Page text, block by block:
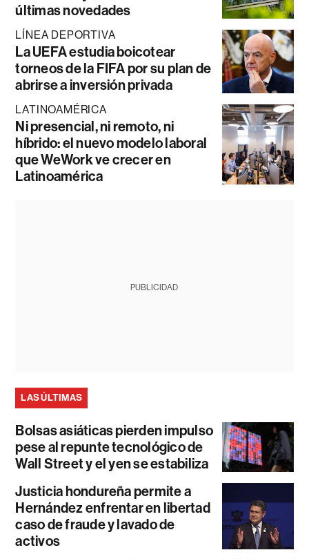
últimas novedades
LÍNEA DEPORTIVA
La UEFA estudia boicotear
torneos de la FIFA por su plan de
abrirse a inversión privada
LATINOAMÉRICA
Ni presencial, ni remoto, ni
híbrido: el nuevo modelo laboral
que WeWork ve crecer en
Latinoamérica
PUBLICIDAD
LAS ÚLTIMAS
Bolsas asiáticas pierden impulso
pese al repunte tecnológico de
Wall Street y el yen se estabiliza
Justicia hondureña permite a
Hernández enfrentar en libertad
caso de fraude y lavado de
activos